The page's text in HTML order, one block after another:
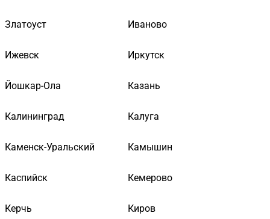
Златоуст Иваново
Ижевск Иркутск
Йошкар-Ола Казань
Калининград Калуга
Каменск-Уральский Камышин
Каспийск Кемерово
Керчь Киров